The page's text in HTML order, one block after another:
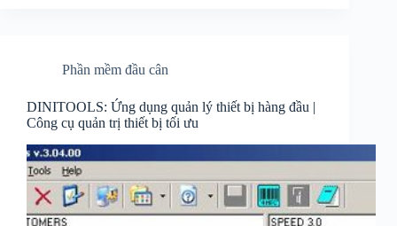
Phần mềm đầu cân
DINITOOLS: Ứng dụng quản lý thiết bị hàng đầu |
Công cụ quản trị thiết bị tối ưu